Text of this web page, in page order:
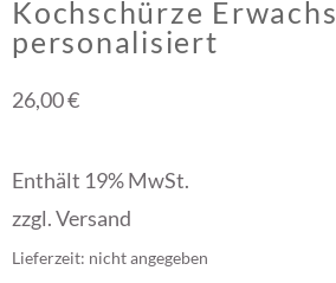
Kochschürze
personalisiert
26,00€
Enthält 19% MwSt.
zzgl.Versand
Lieferzeit: nicht angegeben